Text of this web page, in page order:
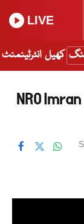
LIVE
کھیل انٹرٹینمنٹ
NRO